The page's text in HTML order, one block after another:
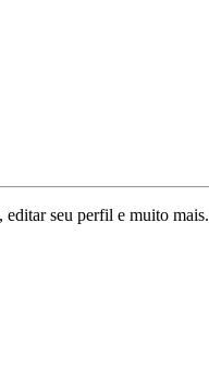
editar seu perfil e muito mais.